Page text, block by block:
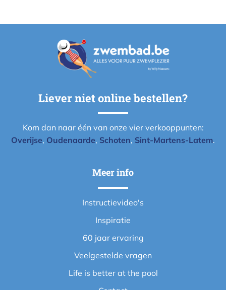
Liever niet online bestellen?
Kom dan naar één van onze vier verkooppunten:
Overijse, Oudenaarde, Schoten, Sint-Martens-Latem.
Meer info
Instructievideo's
Inspiratie
60 jaar ervaring
Veelgestelde vragen
Life is better at the pool